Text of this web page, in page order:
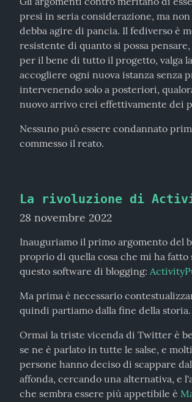
presi in seria considerazione, ma
debba agire di pancia. Il fediverso è
resistente di quanto si possa
per il bene di tutto il progetto, valga
accogliere ogni nuova istanza senza
intervenendo solo a posteriori,
nuovo arrivo crei effettivamente dei
Nessuno può essere condannato
commesso il reato.
La rivoluzione di
28 novembre 2022
Inauguriamo il primo argomento del
proprio di quella cosa che mi ha fatto
questo software di blogging:
Ma prima è necessario
quindi partiamo dalla fine della storia.
Ormai la triste vicenda di Twitter è
se ne è parlato in tutte le salse, e
persone hanno deciso di scappare
affonda, cercando una alternativa, e
che sembra essere più appetibile è